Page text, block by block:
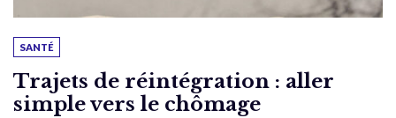
SANTÉ
Trajets de réintégration : aller
simple vers le chômage